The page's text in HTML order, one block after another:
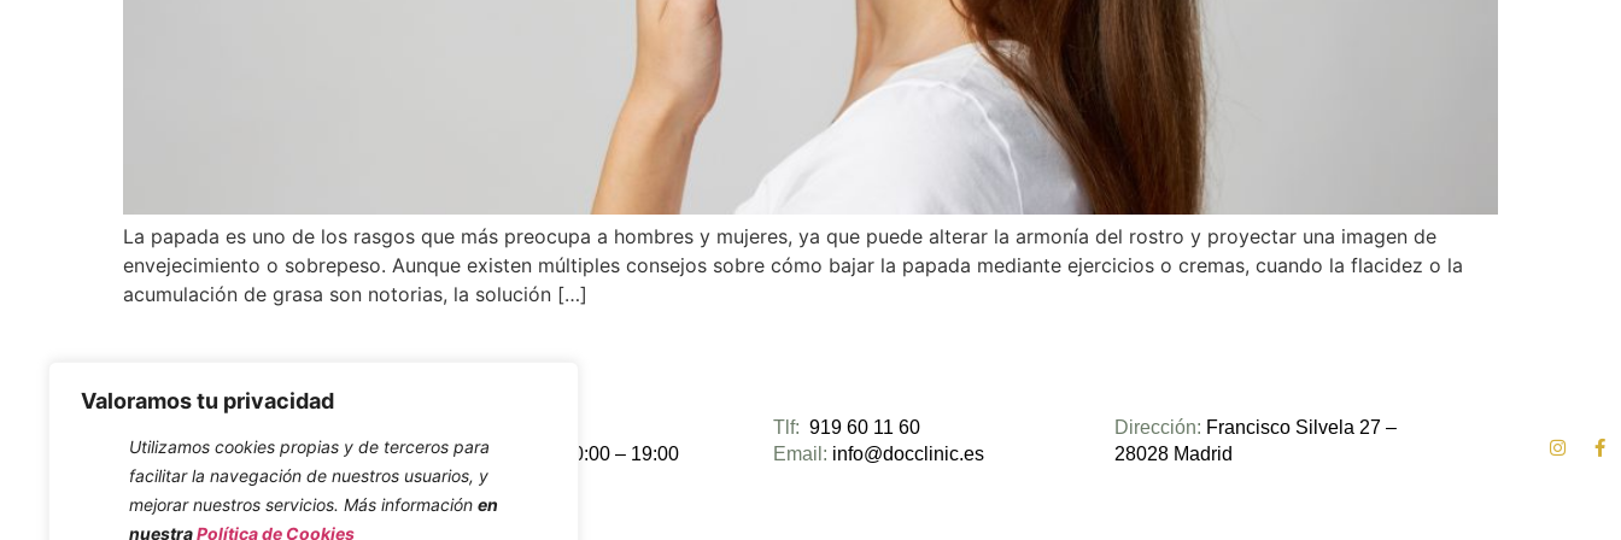
Valoramos tu privacidad
Utilizamos cookies propias y de terceros para
facilitar la navegación de nuestros usuarios, y
mejorar nuestros servicios. Más información en
nuestraPolítica de Cookies
La papada es uno de los rasgos que más preocupa a hombres y mujeres, ya que puede alterar la armonía del rostro y proyectar una imagen de
envejecimiento o sobrepeso. Aunque existen múltiples consejos sobre cómo bajar la papada mediante ejercicios o cremas, cuando la flacidez o la
acumulación de grasa son notorias, la solución […]
Lunes – Viernes 10:00 – 19:00
Tlf: 919 60 11 60
Email: info@docclinic.es
Dirección: Francisco Silvela 27 –
28028 Madrid